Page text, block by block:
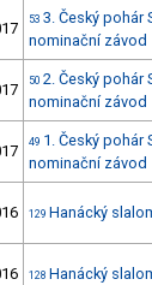
53 3. Český pohár
nominační závod
50 2. Český pohár
nominační závod
49 1. Český pohár
nominační závod
129 Hanácký
128 Hanácký